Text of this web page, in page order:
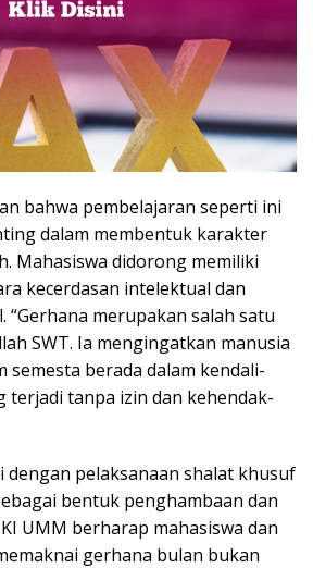
bahwa pembelajaran seperti ini
dalam membentuk karakter
Mahasiswa didorong memiliki
kecerdasan intelektual dan
“Gerhana merupakan salah satu
SWT. Ia mengingatkan manusia
semesta berada dalam kendali-
terjadi tanpa izin dan kehendak-
dengan pelaksanaan shalat khusuf
bentuk penghambaan dan
UMM berharap mahasiswa dan
gerhana bulan bukan